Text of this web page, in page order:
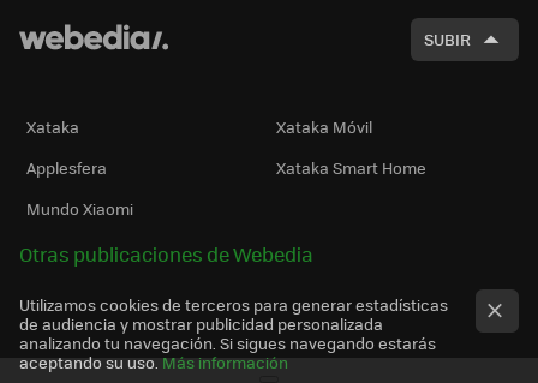
SUBIR
Xataka
Xataka Móvil
Applesfera
Xataka Smart Home
Mundo Xiaomi
Otras publicaciones de Webedia
Utilizamos cookies de terceros para generar estadísticas
de audiencia y mostrar publicidad personalizada
analizando tu navegación. Si sigues navegando estarás
aceptando su uso. Más información